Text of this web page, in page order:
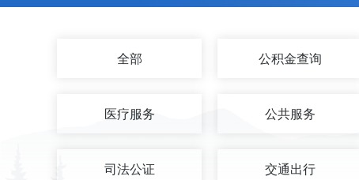
全部 公积金查询
医疗服务 公共服务
司法公证 交通出行